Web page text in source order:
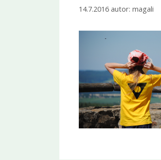
14.7.2016 autor: magali